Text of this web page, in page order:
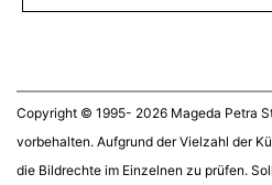
Copyright © 1995- 2026 Mageda Petra
vorbehalten. Aufgrund der Vielzahl der
die Bildrechte im Einzelnen zu prüfen.